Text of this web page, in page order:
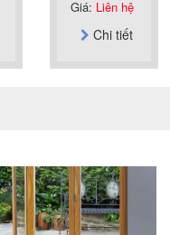
SUS304
Giá: Liên hệ
Chi tiết